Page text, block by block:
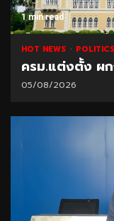
1 min read
HOT NEWS POLITICS
ครม.แต่งตั้ง ผ
05/08/2026